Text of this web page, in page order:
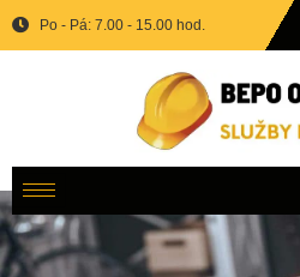
Po - Pá: 7.00 - 15.00 hod.